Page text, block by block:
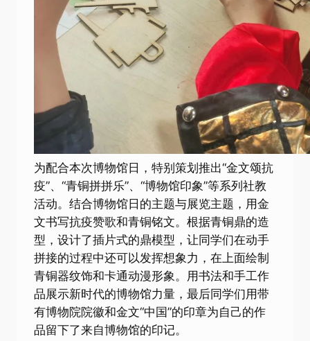
为配合本次博物馆日，特别策划推出“金文颂抗
疫”、“青铜拼拼乐”、“博物馆印象”等系列社教
活动。结合博物馆日的主题与展览主题，用金
文书写抗疫赞歌和青铜铭文。根据青铜鼎的造
型，设计了插片式的鼎模型，让同学们在动手
拼接的过程中还可以发挥想象力，在上面绘制
青铜器纹饰和卡通动漫形象。用书法和手工作
品展示新时代的博物馆力量，最后同学们用带
有博物院院徽和金文“中国”的印章为自己的作
品留下了来自博物馆的印记。